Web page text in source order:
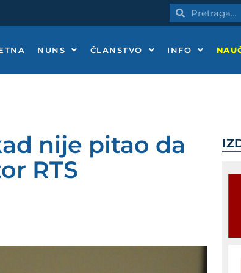
PretragaPretraga
NUNS ČLANSTVO INFO
nije pitao da
RTS